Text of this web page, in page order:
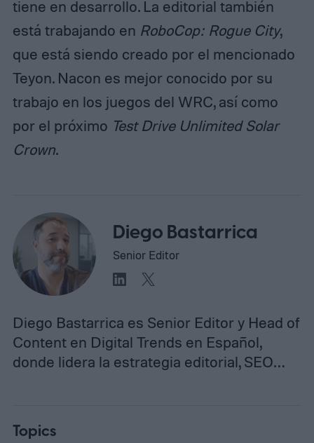
tiene en desarrollo. La editorial también
está trabajando en RoboCop: Rogue City,
que está siendo creado por el mencionado
Teyon. Nacon es mejor conocido por su
trabajo en los juegos del WRC, así como
por el próximo Test Drive Unlimited Solar
Crown.
Diego Bastarrica
Senior Editor
Diego Bastarrica es Senior Editor y Head of
Content en Digital Trends en Español,
donde lidera la estrategia editorial, SEO…
Topics